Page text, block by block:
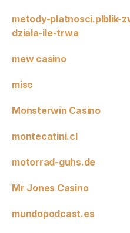
metody-platnosci.plblik-
dziala-ile-trwa
mew casino
misc
Monsterwin Casino
montecatini.cl
motorrad-guhs.de
Mr Jones Casino
mundopodcast.es